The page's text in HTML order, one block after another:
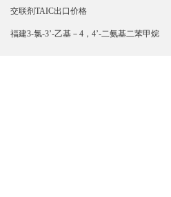
交联剂TAIC出口价格
福建3-氯-3’-乙基－4，4’-二氨基二苯甲烷